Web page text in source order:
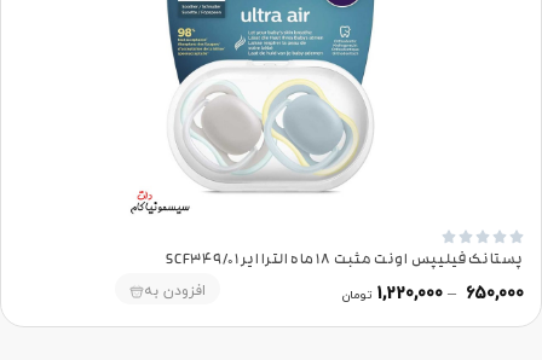





پستانک فیلیپس اونت مثبت 18 ماه الترا ایر SCF349/01
650,000
–
1,220,000 تومان افزودن به